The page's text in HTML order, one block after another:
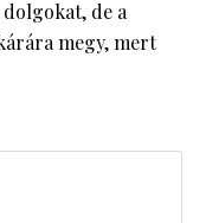
dolgokat, de a
megy, mert